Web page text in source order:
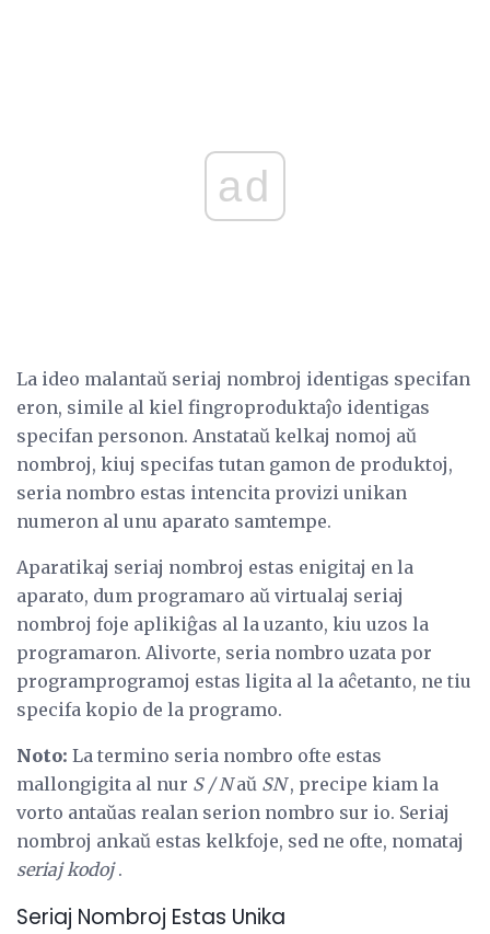
ad
La ideo malantaŭ seriaj nombroj identigas specifan
eron, simile al kiel fingroproduktaĵo identigas
specifan personon. Anstataŭ kelkaj nomoj aŭ
nombroj, kiuj specifas tutan gamon de produktoj,
seria nombro estas intencita provizi unikan
numeron al unu aparato samtempe.
Aparatikaj seriaj nombroj estas enigitaj en la
aparato, dum programaro aŭ virtualaj seriaj
nombroj foje aplikiĝas al la uzanto, kiu uzos la
programaron. Alivorte, seria nombro uzata por
programprogramoj estas ligita al la aĉetanto, ne tiu
specifa kopio de la programo.
Noto: La termino seria nombro ofte estas
mallongigita al nur S / Naŭ SN, precipe kiam la
vorto antaŭas realan serion nombro sur io. Seriaj
nombroj ankaŭ estas kelkfoje, sed ne ofte, nomataj
seriaj kodoj.
Seriaj Nombroj Estas Unika